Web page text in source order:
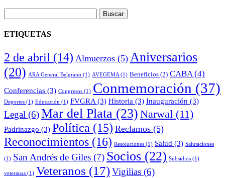
ETIQUETAS
2 de abril (14) Almuerzos (5) Aniversarios
(20) ARA General Belgrano (1) AVEGEMA (1) Beneficios (2) CABA (4)
Conferencias (3) Congresos (1) Conmemoración (37)
Deportes (1) Educación (1) FVGRA (3) Historia (3) Inauguración (3)
Legal (6)Mar del Plata (23) Narwal (11)
Padrinazgo (3) Política (15) Reclamos (5)
Reconocimientos (16) Resoluciones (1) Salud (3) Salutaciones
(1) San Andrés de Giles (7) Socios (22) Subsidios (1)
veteranas (1) Veteranos (17)Vigilias (6)